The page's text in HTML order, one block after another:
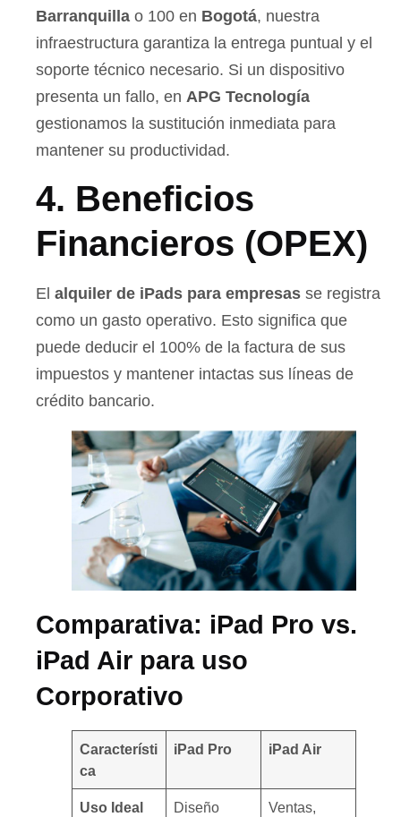
Barranquilla o 100 en Bogotá, nuestra
infraestructura garantiza la entrega puntual y el
soporte técnico necesario. Si un dispositivo
presenta un fallo, en APG Tecnología
gestionamos la sustitución inmediata para
mantener su productividad.
4. Beneficios
Financieros (OPEX)
El alquiler de iPads para empresas se registra
como un gasto operativo. Esto significa que
puede deducir el 100% de la factura de sus
impuestos y mantener intactas sus líneas de
crédito bancario.
Comparativa: iPad Pro vs.
iPad Air para uso
Corporativo
Característi
ca
iPad Pro iPad Air
Uso Ideal
Diseño
Ventas,